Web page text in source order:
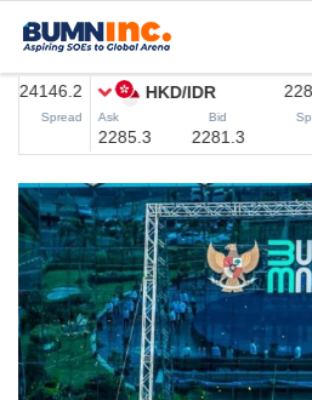
Home
Editorial
INC Updates
INFO MUDIK
Coorporate
CSER
SMEDEV